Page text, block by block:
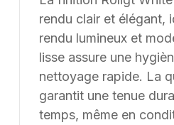
rendu clair et élégant,
rendu lumineux et
lisse assure une
nettoyage rapide. La
garantit une tenue
temps, même en